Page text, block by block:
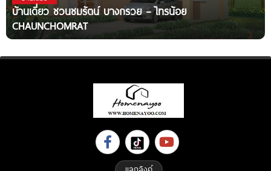
บ้านเดี่ยว ชวนชมรัตน์ บางกรวย – ไทรน้อย
CHAUNCHOMRAT